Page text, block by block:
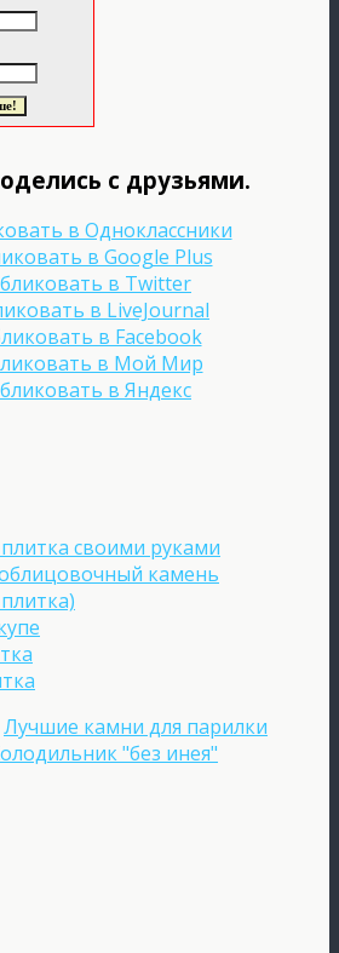
с друзьями.
своими руками
камень
Лучшие камни для парилки
"без инея"